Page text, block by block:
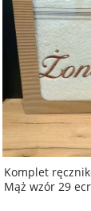
Komplet
Mąż wzór 29